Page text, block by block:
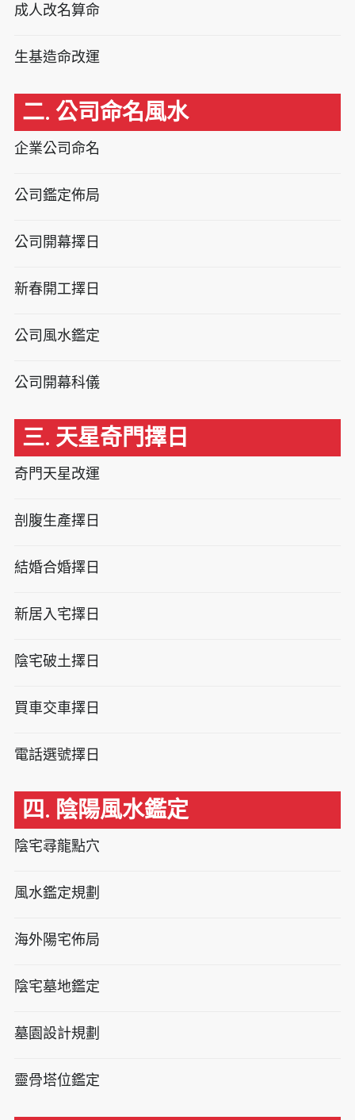
成人改名算命
生基造命改運
二. 公司命名風水
企業公司命名
公司鑑定佈局
公司開幕擇日
新春開工擇日
公司風水鑑定
公司開幕科儀
三. 天星奇門擇日
奇門天星改運
剖腹生產擇日
結婚合婚擇日
新居入宅擇日
陰宅破土擇日
買車交車擇日
電話選號擇日
四. 陰陽風水鑑定
陰宅尋龍點穴
風水鑑定規劃
海外陽宅佈局
陰宅墓地鑑定
墓園設計規劃
靈骨塔位鑑定